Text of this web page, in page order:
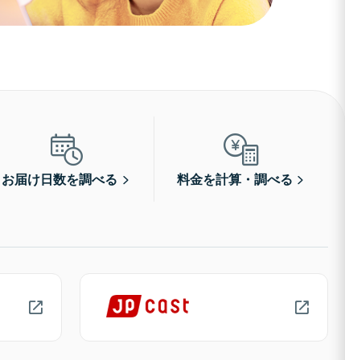
お届け日数を調べる 料金を計算・調べる